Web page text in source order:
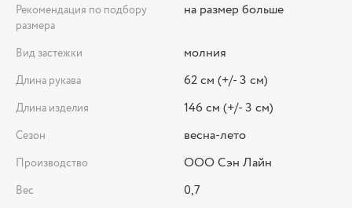
Рекомендация по подбору
размера
на размер больше
Вид застежки молния
Длина рукава 62 см (+/- 3 см)
Длина изделия 146 см (+/- 3 см)
Сезон весна-лето
Производство ООО Сэн Лайн
Вес 0,7